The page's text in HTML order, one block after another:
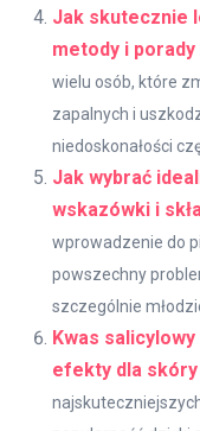
Jak skutecznie
metody i porady
wielu osób, które
zapalnych i
niedoskonałości
Jak wybrać
wskazówki i
wprowadzenie do
powszechny
szczególnie
Kwas
efekty dla skóry